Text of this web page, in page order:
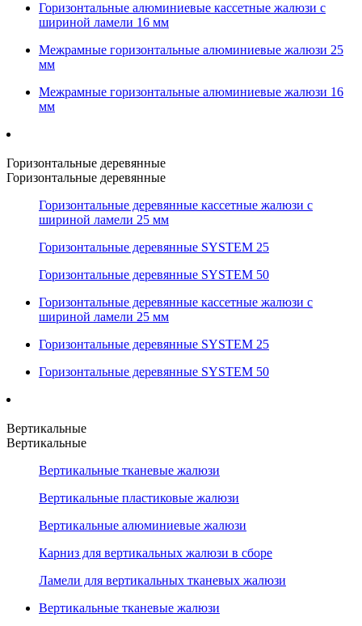
Горизонтальные алюминиевые кассетные жалюзи с
шириной ламели 16 мм
Межрамные горизонтальные алюминиевые жалюзи 25
мм
Межрамные горизонтальные алюминиевые жалюзи 16
мм
Горизонтальные деревянные
Горизонтальные деревянные
Горизонтальные деревянные кассетные жалюзи с
шириной ламели 25 мм
Горизонтальные деревянные SYSTEM 25
Горизонтальные деревянные SYSTEM 50
Горизонтальные деревянные кассетные жалюзи с
шириной ламели 25 мм
Горизонтальные деревянные SYSTEM 25
Горизонтальные деревянные SYSTEM 50
Вертикальные
Вертикальные
Вертикальные тканевые жалюзи
Вертикальные пластиковые жалюзи
Вертикальные алюминиевые жалюзи
Карниз для вертикальных жалюзи в сборе
Ламели для вертикальных тканевых жалюзи
Вертикальные тканевые жалюзи